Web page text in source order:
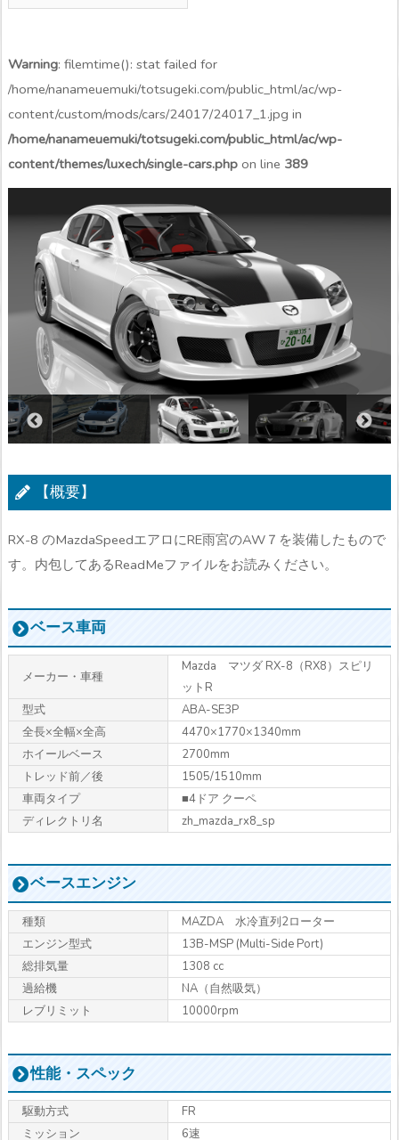
Warning: filemtime(): stat failed for
/home/nanameuemuki/totsugeki.com/public_html/ac/wp-
content/custom/mods/cars/24017/24017_1.jpg in
/home/nanameuemuki/totsugeki.com/public_html/ac/wp-
content/themes/luxech/single-cars.php on line 389
【概要】
RX-8 のMazdaSpeedエアロにRE雨宮のAW７を装備したもので
す。内包してあるReadMeファイルをお読みください。
ベース車両
メーカー・車種
Mazda マツダ RX-8（RX8）スピリ
ットR
型式
ABA-SE3P
全長×全幅×全高
4470×1770×1340mm
ホイールベース
2700mm
トレッド前／後
1505/1510mm
車両タイプ
■4ドア クーペ
ディレクトリ名
zh_mazda_rx8_sp
ベースエンジン
種類
MAZDA 水冷直列2ローター
エンジン型式
13B-MSP (Multi-Side Port)
総排気量
1308 cc
過給機
NA（自然吸気）
レブリミット
10000rpm
性能・スペック
駆動方式
FR
ミッション
6速